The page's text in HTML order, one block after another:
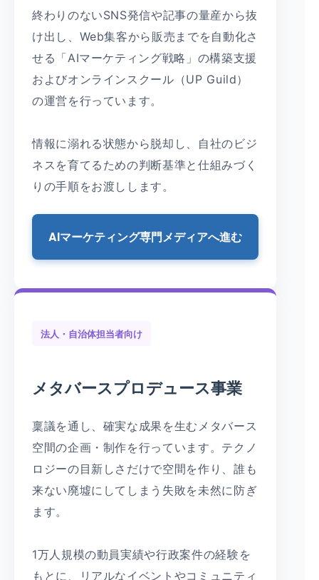
終わりのないSNS発信や記事の量産から抜
け出し、Web集客から販売までを自動化さ
せる「AIマーケティング戦略」の構築支援
およびオンラインスクール（UP Guild）
の運営を行っています。
情報に溺れる状態から脱却し、自社のビジ
ネスを育てるための判断基準と仕組みづく
りの手順をお渡しします。
AIマーケティング専門メディアへ進む
法人・自治体担当者向け
メタバースプロデュース事業
稟議を通し、確実な成果を生むメタバース
空間の企画・制作を行っています。テクノ
ロジーの目新しさだけで空間を作り、誰も
来ない廃墟にしてしまう失敗を未然に防ぎ
ます。
1万人規模の動員実績や行政案件の経験を
もとに、リアルなイベントやコミュニティ